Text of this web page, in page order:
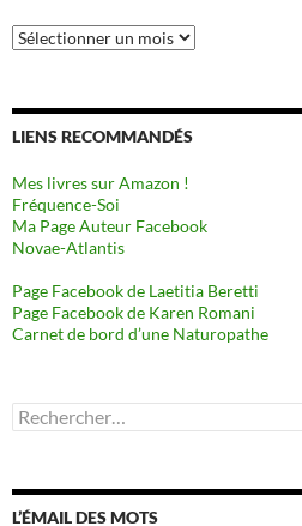
Archives
LIENS RECOMMANDÉS
Mes livres sur Amazon !
Fréquence-Soi
Ma Page Auteur Facebook
Novae-Atlantis
Page Facebook de Laetitia Beretti
Page Facebook de Karen Romani
Carnet de bord d’une Naturopathe
Rechercher :
L’ÉMAIL DES MOTS